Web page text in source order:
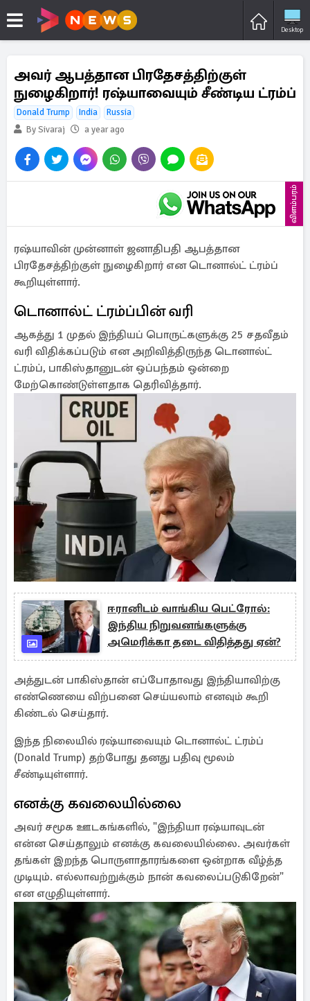
Desktop
அவர் ஆபத்தான பிரதேசத்திற்குள்
நுழைகிறார்! ரஷ்யாவையும் சீண்டிய ட்ரம்ப்
Donald Trump India
Russia
By Sivaraj
a year ago
விளம்பரம்
ரஷ்யாவின் முன்னாள் ஜனாதிபதி ஆபத்தான
பிரதேசத்திற்குள் நுழைகிறார் என டொனால்ட் ட்ரம்ப்
கூறியுள்ளார்.
டொனால்ட் ட்ரம்ப்பின் வரி
ஆகத்து 1 முதல் இந்தியப் பொருட்களுக்கு 25 சதவீதம்
வரி விதிக்கப்படும் என அறிவித்திருந்த டொனால்ட்
ட்ரம்ப், பாகிஸ்தானுடன் ஒப்பந்தம் ஒன்றை
மேற்கொண்டுள்ளதாக தெரிவித்தார்.
ஈரானிடம் வாங்கிய பெட்ரோல்:
இந்திய நிறுவனங்களுக்கு
அமெரிக்கா தடை விதித்தது ஏன்?
அத்துடன் பாகிஸ்தான் எப்போதாவது இந்தியாவிற்கு
எண்ணெயை விற்பனை செய்யலாம் எனவும் கூறி
கிண்டல் செய்தார்.
இந்த நிலையில் ரஷ்யாவையும் டொனால்ட் ட்ரம்ப்
(Donald Trump) தற்போது தனது பதிவு மூலம்
சீண்டியுள்ளார்.
எனக்கு கவலையில்லை
அவர் சமூக ஊடகங்களில், "இந்தியா ரஷ்யாவுடன்
என்ன செய்தாலும் எனக்கு கவலையில்லை. அவர்கள்
தங்கள் இறந்த பொருளாதாரங்களை ஒன்றாக வீழ்த்த
முடியும். எல்லாவற்றுக்கும் நான் கவலைப்படுகிறேன்"
என எழுதியுள்ளார்.